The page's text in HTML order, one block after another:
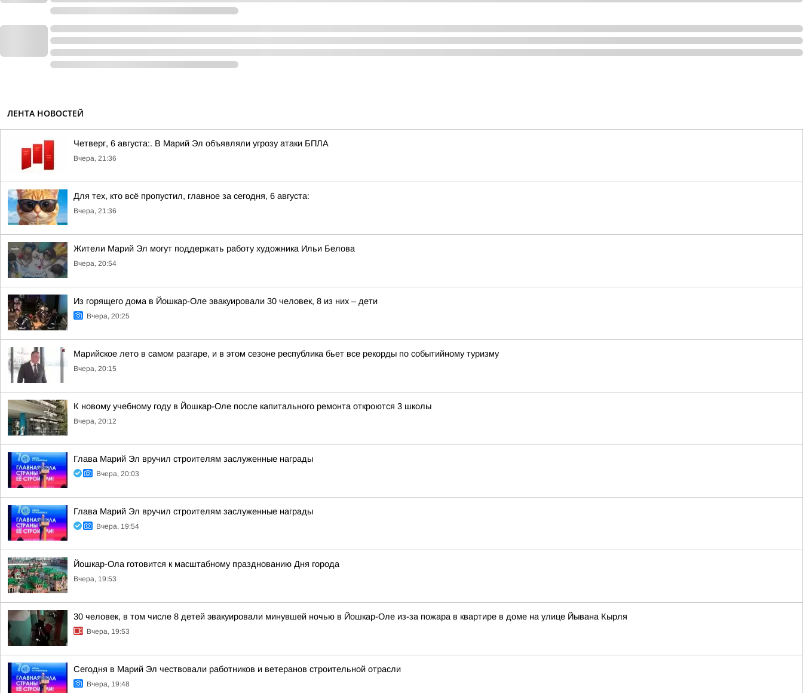
ЛЕНТА НОВОСТЕЙ
Четверг, 6 августа:. В Марий Эл объявляли угрозу атаки БПЛА
Вчера, 21:36
Для тех, кто всё пропустил, главное за сегодня, 6 августа:
Вчера, 21:36
Жители Марий Эл могут поддержать работу художника Ильи Белова
Вчера, 20:54
Из горящего дома в Йошкар-Оле эвакуировали 30 человек, 8 из них – дети
Вчера, 20:25
Марийское лето в самом разгаре, и в этом сезоне республика бьет все рекорды по событийному туризму
Вчера, 20:15
К новому учебному году в Йошкар-Оле после капитального ремонта откроются 3 школы
Вчера, 20:12
Глава Марий Эл вручил строителям заслуженные награды
Вчера, 20:03
Глава Марий Эл вручил строителям заслуженные награды
Вчера, 19:54
Йошкар-Ола готовится к масштабному празднованию Дня города
Вчера, 19:53
30 человек, в том числе 8 детей эвакуировали минувшей ночью в Йошкар-Оле из-за пожара в квартире в доме на улице Йывана Кырля
Вчера, 19:53
Сегодня в Марий Эл чествовали работников и ветеранов строительной отрасли
Вчера, 19:48